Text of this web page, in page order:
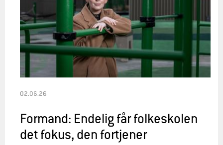
02.06.26
Formand: Endelig får folkeskolen
det fokus, den fortjener